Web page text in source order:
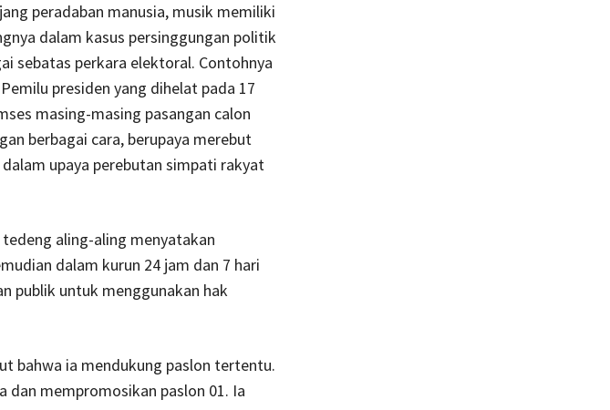
peradaban manusia, musik memiliki
dalam kasus persinggungan politik
sebatas perkara elektoral. Contohnya
presiden yang dihelat pada 17
masing-masing pasangan calon
berbagai cara, berupaya merebut
upaya perebutan simpati rakyat
aling-aling menyatakan
dalam kurun 24 jam dan 7 hari
publik untuk menggunakan hak
bahwa ia mendukung paslon tertentu.
mempromosikan paslon 01. Ia